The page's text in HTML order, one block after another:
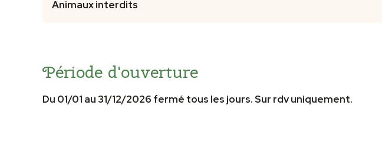
Animaux interdits
Période d'ouverture
Du 01/01 au 31/12/2026 fermé tous les jours. Sur rdv uniquement.